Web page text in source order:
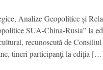
Analize Geopolitice şi
SUA-China-Rusia” la
recunoscută de Consiliul
tineri participanţi la ediţia